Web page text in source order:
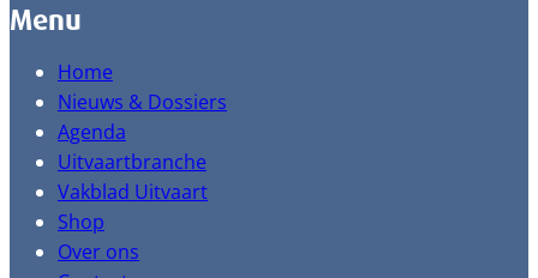
Menu
Home
Nieuws & Dossiers
Agenda
Uitvaartbranche
Vakblad Uitvaart
Shop
Over ons